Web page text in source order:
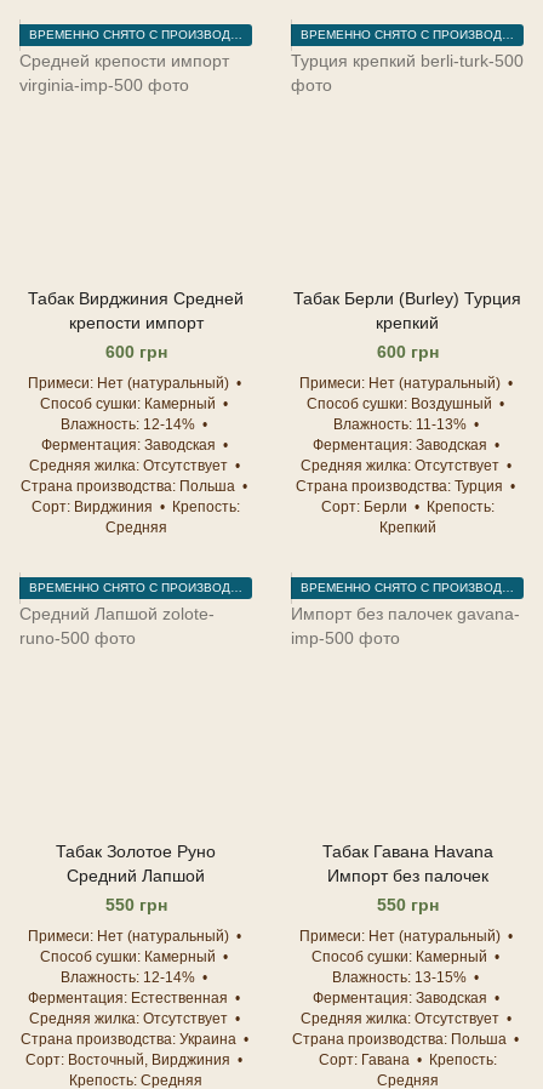
Табак Вирджиния Средней
крепости импорт
600 грн
Примеси
Нет (натуральный)
Способ сушки
Камерный
Влажность 12-14%
Ферментация Заводская
Средняя жилка Отсутствует
Страна производства Польша
Сорт Вирджиния
Крепость
Средняя
Табак Берли (Burley) Турция
крепкий
600 грн
Примеси
Нет (натуральный)
Способ сушки
Воздушный
Влажность 11-13%
Ферментация Заводская
Средняя жилка Отсутствует
Страна производства Турция
Сорт
Берли
Крепость
Крепкий
Табак Золотое Руно
Средний Лапшой
550 грн
Примеси
Нет (натуральный)
Способ сушки
Камерный
Влажность 12-14%
Ферментация
Естественная
Средняя жилка Отсутствует
Страна производства Украина
Сорт Восточный, Вирджиния
Крепость Средняя
Табак Гавана Havana
Импорт без палочек
550 грн
Примеси
Нет (натуральный)
Способ сушки
Камерный
Влажность 13-15%
Ферментация Заводская
Средняя жилка Отсутствует
Страна производства Польша
Сорт
Гавана
Крепость
Средняя